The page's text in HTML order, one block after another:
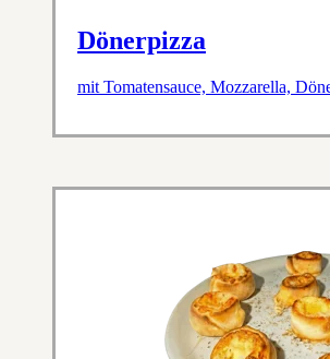
Dönerpizza
mit Tomatensauce, Mozzarella,